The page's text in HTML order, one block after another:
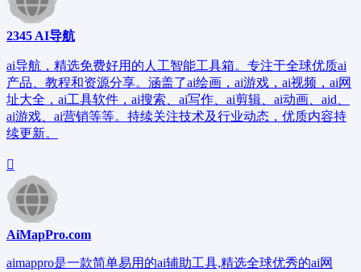
2345 AI导航
ai导航，精选免费好用的人工智能工具箱。专注于全球优质ai
产品、教程和资源分享。涵盖了ai绘画，ai游戏，ai视频，ai网
址大全，ai工具软件，ai搜索、ai写作、ai剪辑、ai动画、aid、
ai游戏、ai营销等等。持续关注技术及行业动态，优质内容持
续更新。
AiMapPro.com
aimappro是一款简单易用的ai辅助工具,精选全球优秀的ai网